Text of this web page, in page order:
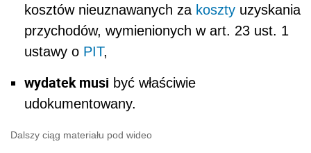
kosztów nieuznawanych za koszty uzyskania
przychodów, wymienionych w art. 23 ust. 1
ustawy o PIT,
wydatek musi być właściwie
udokumentowany.
Dalszy ciąg materiału pod wideo